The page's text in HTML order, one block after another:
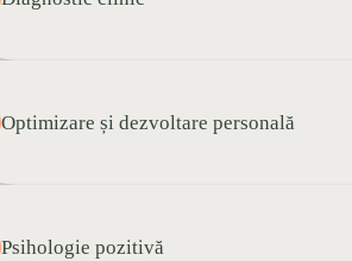
Optimizare și dezvoltare personală
Psihologie pozitivă